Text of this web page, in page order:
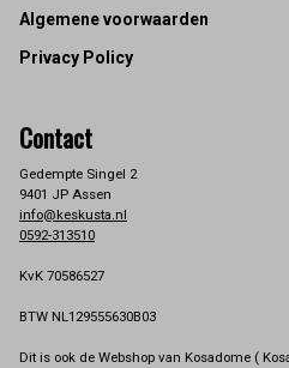
Footer
Algemene voorwaarden
Privacy Policy
Contact
Gedempte Singel 2
9401 JP Assen
info@keskusta.nl
0592-313510
KvK 70586527
BTW NL129555630B03
Dit is ook de Webshop van Kosadome (